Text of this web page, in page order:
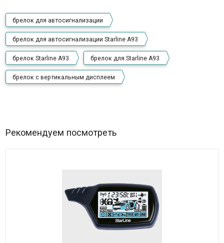
брелок для автосигнализации
брелок для автосигнализации Starline A93
брелок Starline A93 брелок для Starline A93
брелок с вертикальным дисплеем
Рекомендуем посмотреть